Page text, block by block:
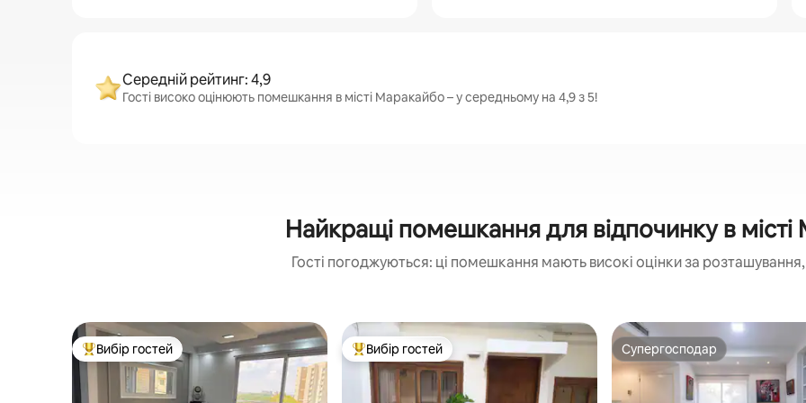
Середній рейтинг: 4,9
Гості високо оцінюють помешкання в місті Маракайбо – у середньому на 4,9 з 5!
Найкращі помешкання для відпочинку в
Гості погоджуються: ці помешкання мають високі оцінки за
Топ вибір гостей
Вибір гостей Топ вибір гостей
Вибір гостей Супергосподар
Супергосподар